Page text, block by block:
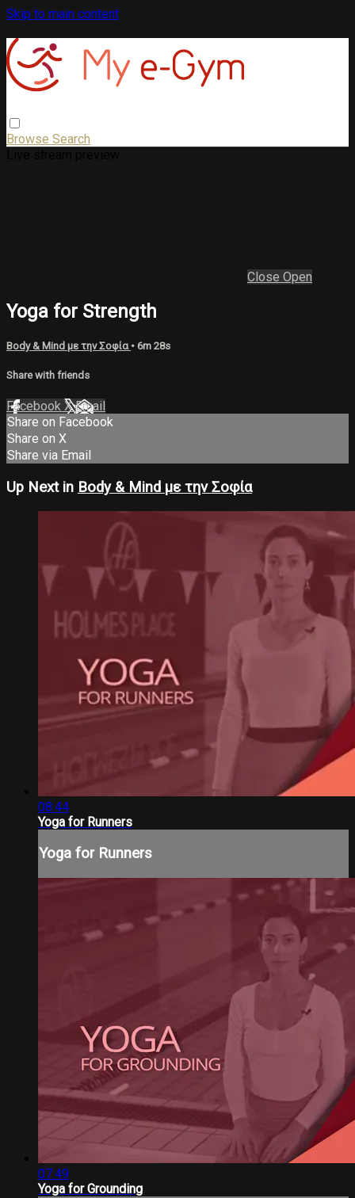
Skip to main content
Browse Search
Close Open
Yoga for Strength
Body & Mind με την Σοφία • 6m 28s
Share with friends
Facebook XEmail
Share on Facebook
Share on X
Share via Email
Up Next in Body & Mind με την Σοφία
08:44
Yoga for Runners
Yoga for Runners
07:49
Yoga for Grounding